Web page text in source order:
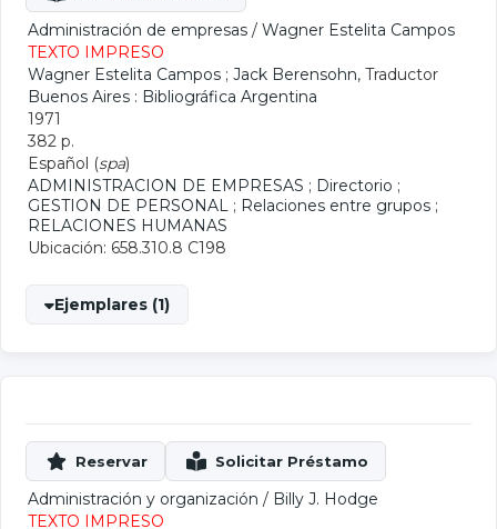
Administración de empresas / Wagner Estelita Campos
TEXTO IMPRESO
Wagner Estelita Campos ; Jack Berensohn, Traductor
Buenos Aires : Bibliográfica Argentina
1971
382 p.
Español (spa)
ADMINISTRACION DE EMPRESAS ; Directorio ;
GESTION DE PERSONAL ; Relaciones entre grupos ;
RELACIONES HUMANAS
Ubicación: 658.310.8 C198
Ejemplares (1)
Administración y organización / Billy J. Hodge
TEXTO IMPRESO